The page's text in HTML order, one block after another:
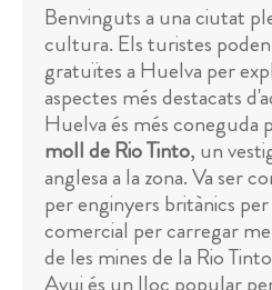
Benvinguts a una ciutat
cultura. Els turistes
gratuïtes a Huelva per
aspectes més destacats
Huelva és més coneguda
moll de Rio Tinto, un
anglesa a la zona. Va ser
per enginyers britànics
comercial per carregar
de les mines de la Rio